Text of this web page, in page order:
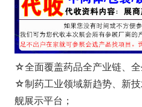
☆全面覆盖药品全产业链、全
☆制药工业领域新趋势、新
舰展示平台；